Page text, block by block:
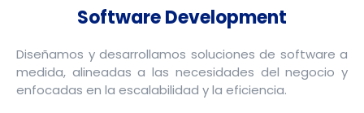
Software Development
Diseñamos y desarrollamos soluciones de software a
medida, alineadas a las necesidades del negocio y
enfocadas en la escalabilidad y la eficiencia.